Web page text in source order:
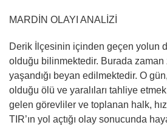
MARDİN OLAYI ANALİZİ
Derik İlçesinin içinden geçen yolun
olduğu bilinmektedir. Burada
yaşandığı beyan edilmektedir. O
olduğu ölü ve yaralıları tahliye
gelen görevliler ve toplanan halk,
TIR’ın yol açtığı olay sonucunda